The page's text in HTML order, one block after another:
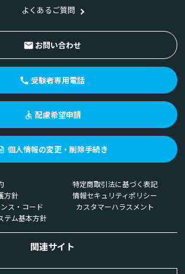
よくあるご質問
お問い合わせ
受験者専用電話
配慮希望申請
個人情報の変更・削除手続き
特定商取引法に基づく表記
方針
情報セキュリティポリシー
ス・コード
カスタマーハラスメント
テム基本方針
関連サイト